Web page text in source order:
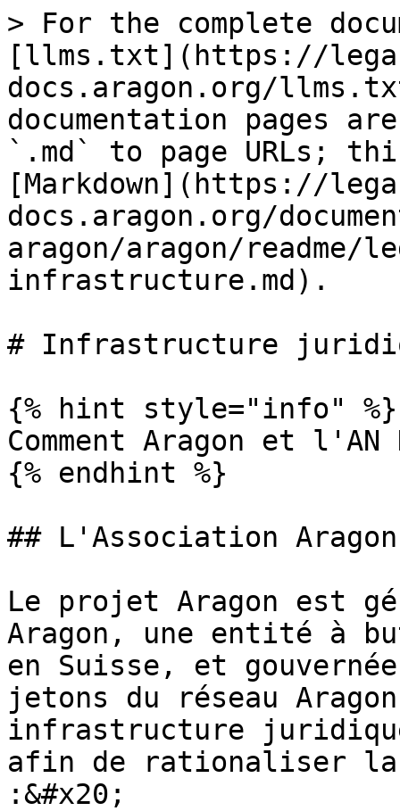
> For the complete
[llms.txt](https://
docs.aragon.org/
documentation pages
`.md` to page URLs;
[Markdown](https://
docs.aragon.org/
aragon/aragon/
infrastructure.md).
# Infrastructure
{% hint style="info" %}
Comment Aragon et
{% endhint %}
## L'Association Aragon
Le projet Aragon est
Aragon, une entité à
en Suisse, et
jetons du réseau
infrastructure
afin de rationaliser la
:&#x20;